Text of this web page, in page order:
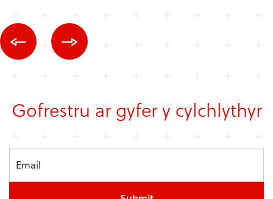
Gofrestru ar gyfer y cylchlythyr